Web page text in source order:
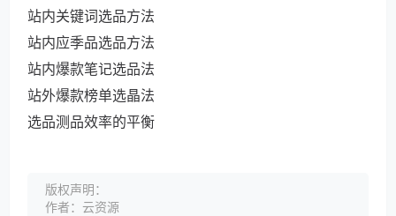
站内关键词选品方法
站内应季品选品方法
站内爆款笔记选品法
站外爆款榜单选晶法
选品测品效率的平衡
版权声明：
作者：云资源